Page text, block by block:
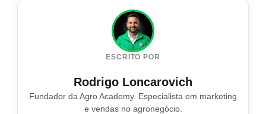
ESCRITO POR
Rodrigo Loncarovich
Fundador da Agro Academy. Especialista em marketing
e vendas no agronegócio.